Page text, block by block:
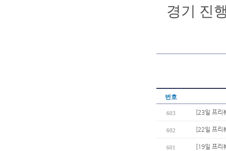
경기 진
번호
603 [23일 프리
602 [22일 프리
601 [19일 프리